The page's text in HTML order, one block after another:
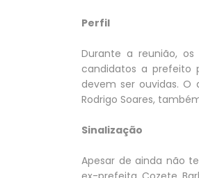
Perfil
Durante a reunião,
candidatos a prefeito
devem ser ouvidas.
Rodrigo Soares,
Sinalização
Apesar de ainda não